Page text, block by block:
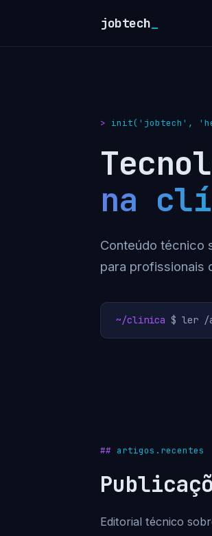
jobtech_
init('jobtech',
na
Conteúdo técnico
para profissionais
~/clinica $ ler /
artigos.recentes
Editorial técnico